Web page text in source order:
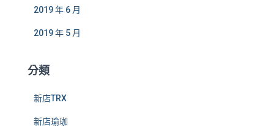
2019 年 6 月
2019 年 5 月
分類
新店TRX
新店瑜珈